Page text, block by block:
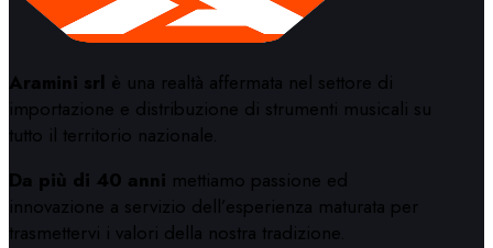
Aramini srl è una realtà affermata nel settore di
importazione e distribuzione di strumenti musicali su
tutto il territorio nazionale.
Da più di 40 anni mettiamo passione ed
innovazione a servizio dell’esperienza maturata per
trasmettervi i valori della nostra tradizione.